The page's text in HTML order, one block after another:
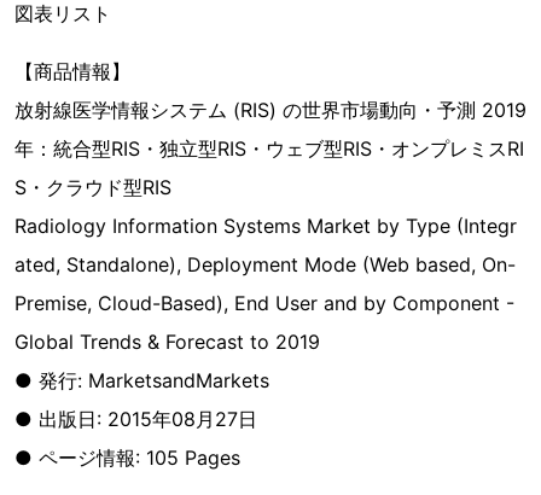
図表リスト
【商品情報】
放射線医学情報システム (RIS) の世界市場動向・予測 2019
年：統合型RIS・独立型RIS・ウェブ型RIS・オンプレミスRI
S・クラウド型RIS
Radiology Information Systems Market by Type (Integr
ated, Standalone), Deployment Mode (Web based, On-
Premise, Cloud-Based), End User and by Component -
Global Trends & Forecast to 2019
● 発行: MarketsandMarkets
● 出版日: 2015年08月27日
● ページ情報: 105 Pages